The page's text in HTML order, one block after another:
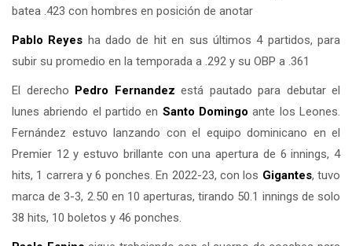
batea .423 con hombres en posición de anotar
Pablo Reyes ha dado de hit en sus últimos 4 partidos, para
subir su promedio en la temporada a .292 y su OBP a .361
El derecho Pedro Fernandez está pautado para debutar el
lunes abriendo el partido en Santo Domingo ante los Leones.
Fernández estuvo lanzando con el equipo dominicano en el
Premier 12 y estuvo brillante con una apertura de 6 innings, 4
hits, 1 carrera y 6 ponches. En 2022-23, con los Gigantes, tuvo
marca de 3-3, 2.50 en 10 aperturas, tirando 50.1 innings de solo
38 hits, 10 boletos y 46 ponches.